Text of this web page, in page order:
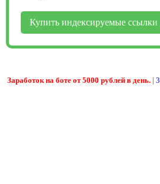
Купить индексируемые ссылки
Заработок на боте от 5000 рублей в день. |